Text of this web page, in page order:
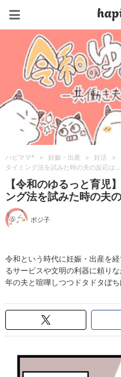
ハピママ* > 妊娠・出産 > 妊活 >
タイミング法を試みた時の夫の反応は…
【令和のゆるっと育児
ング法を試みた時の夫
ポジ子
令和という時代に妊娠・出産を
るサービスや文明の利器に頼り
年の夫と喧嘩しつつドタドタぼ